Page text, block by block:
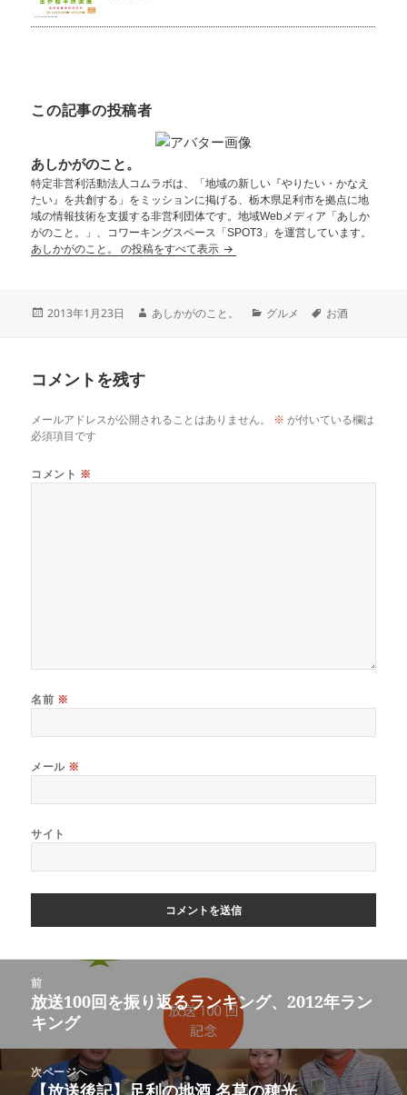
この記事の投稿者
あしかがのこと。
特定非営利活動法人コムラボは、「地域の新しい『やりたい・かなえ
たい』を共創する」をミッションに掲げる、栃木県足利市を拠点に地
域の情報技術を支援する非営利団体です。地域Webメディア「あしか
がのこと。」、コワーキングスペース「SPOT3」を運営しています。
あしかがのこと。 の投稿をすべて表示
2013年1月23日 あしかがのこと。 グルメ お酒
コメントを残す
メールアドレスが公開されることはありません。 ※ が付いている欄は
必須項目です
コメント ※
名前 ※
メール ※
サイト
前
放送100回を振り返るランキング、2012年ラン
キング
次ページへ